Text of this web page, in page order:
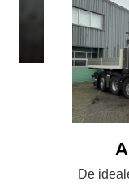
De